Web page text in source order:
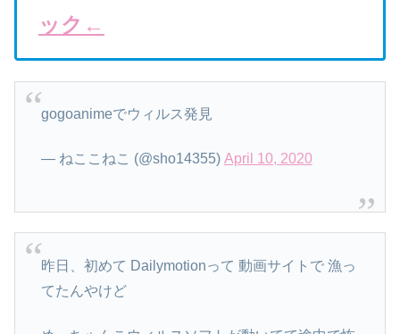
ック←
gogoanimeでウィルス発見
— ねここねこ (@sho14355) April 10, 2020
昨日、初めて Dailymotionって 動画サイトで 漁っ
てたんやけど